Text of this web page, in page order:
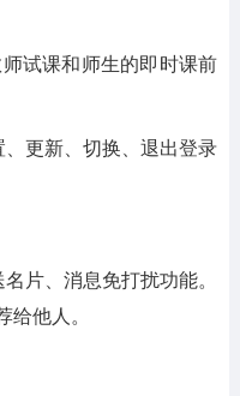
试课和师生的即时课前
更新、切换、退出登录
片、消息免打扰功能。
他人。